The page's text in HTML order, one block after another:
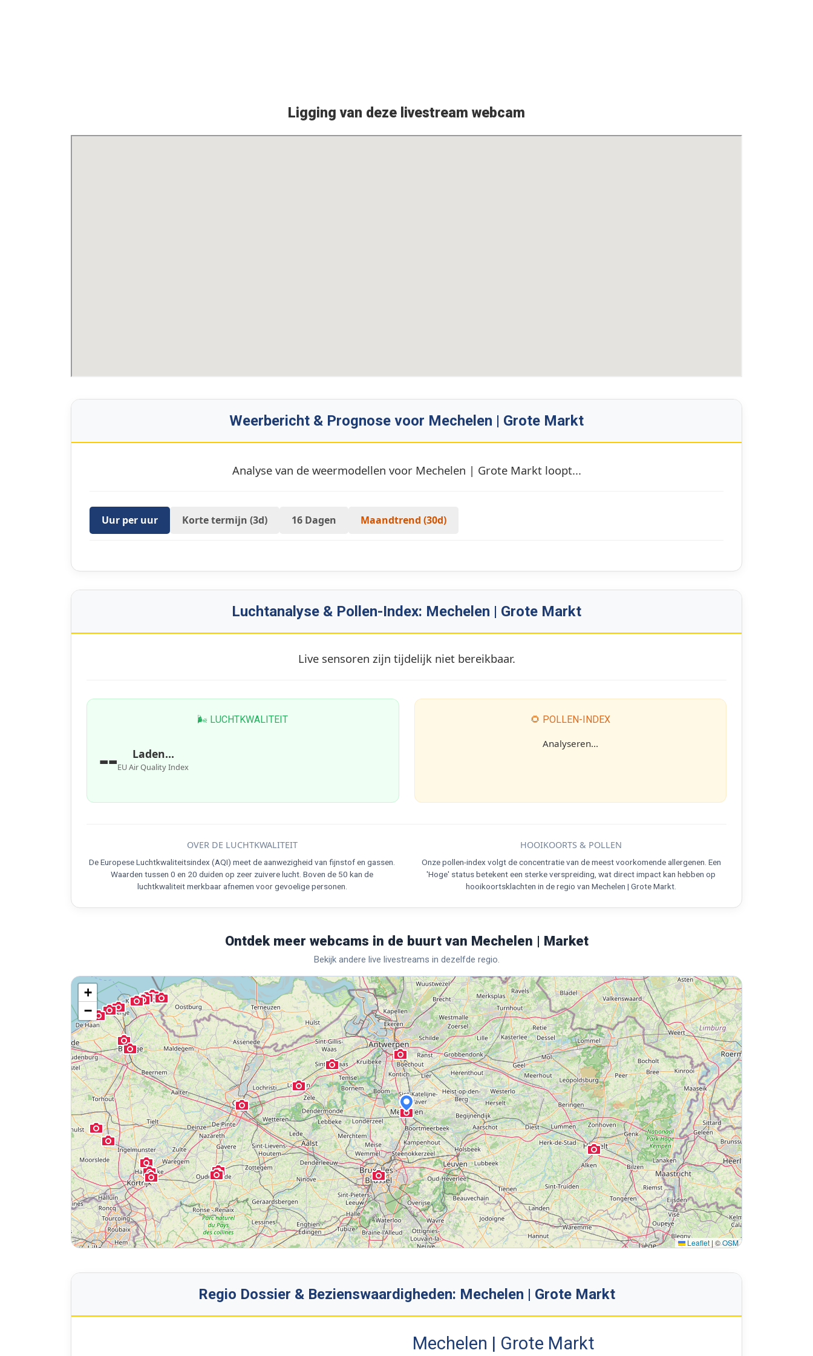
Ligging van deze livestream webcam
Weerbericht & Prognose voor Mechelen | Grote Markt
Analyse van de weermodellen voor Mechelen | Grote Markt loopt...
Uur per uur Korte termijn (3d) 16 Dagen Maandtrend (30d)
Luchtanalyse & Pollen-Index: Mechelen | Grote Markt
Live sensoren zijn tijdelijk niet bereikbaar.
🌬 LUCHTKWALITEIT
-- Laden...
EU Air Quality Index
🌻 POLLEN-INDEX
Analyseren...
OVER DE LUCHTKWALITEIT
De Europese Luchtkwaliteitsindex (AQI) meet de aanwezigheid van fijnstof en gassen.
Waarden tussen 0 en 20 duiden op zeer zuivere lucht. Boven de 50 kan de
luchtkwaliteit merkbaar afnemen voor gevoelige personen.
HOOIKOORTS & POLLEN
Onze pollen-index volgt de concentratie van de meest voorkomende allergenen. Een
'Hoge' status betekent een sterke verspreiding, wat direct impact kan hebben op
hooikoortsklachten in de regio van Mechelen | Grote Markt.
Ontdek meer webcams in de buurt van Mechelen | Market
Bekijk andere live livestreams in dezelfde regio.
+
−
Leaflet | ©OSM
Regio Dossier & Bezienswaardigheden: Mechelen | Grote Markt
Mechelen | Grote Markt